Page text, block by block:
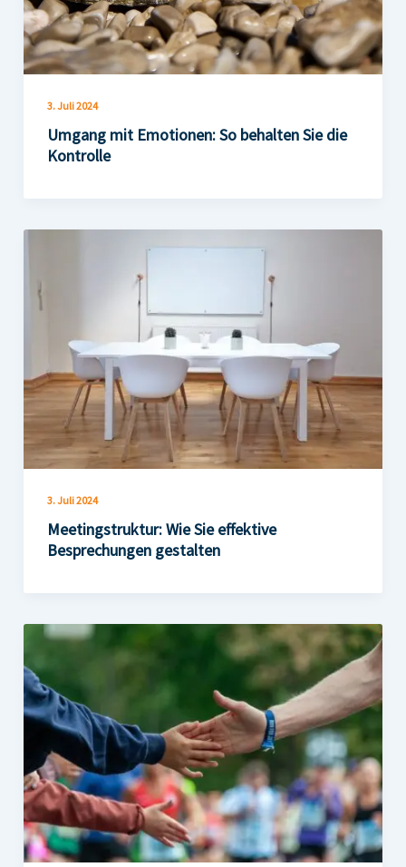
3. Juli 2024
Umgang mit Emotionen: So behalten Sie die
Kontrolle
3. Juli 2024
Meetingstruktur: Wie Sie effektive
Besprechungen gestalten